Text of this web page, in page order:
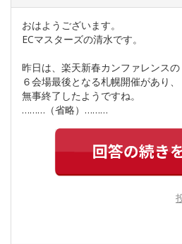
おはようございます。
ECマスターズの清水です。
昨日は、楽天新春カンファレンスの
６会場最後となる札幌開催があり、
無事終了したようですね。
………（省略）………